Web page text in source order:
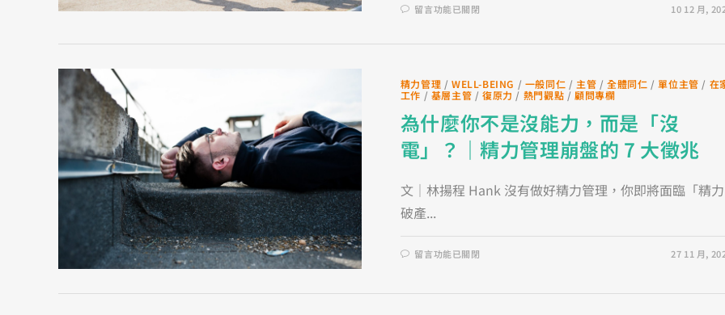
留言功能已關閉 10 12 月,
精力管理 /WELL-BEING / 一般同仁 / 主管 /全體同仁 /單位主管 / 在
工作 / 基層主管 /復原力 / 熱門觀點 / 顧問專欄
為什麼你不是沒能力，而是「沒
電」？｜精力管理崩盤的 7 大徵兆
文｜林揚程 Hank 沒有做好精力管理，你即將面臨「精力
破產...
留言功能已關閉 27 11 月,